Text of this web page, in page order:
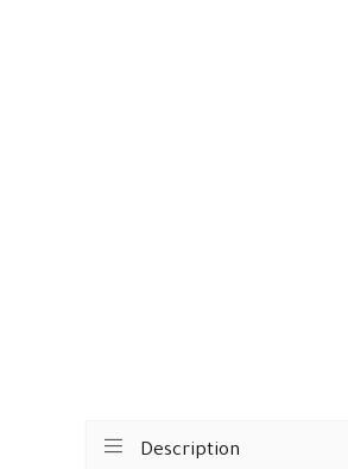
Description